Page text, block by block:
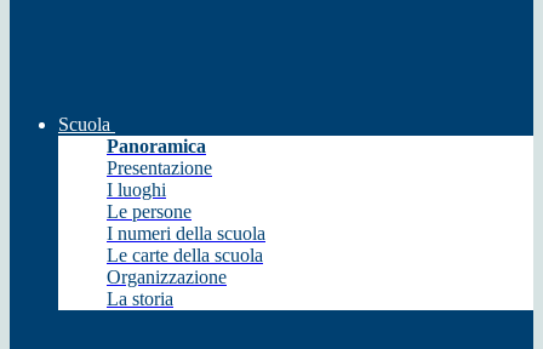
Scuola
Panoramica
Presentazione
I luoghi
Le persone
I numeri della scuola
Le carte della scuola
Organizzazione
La storia